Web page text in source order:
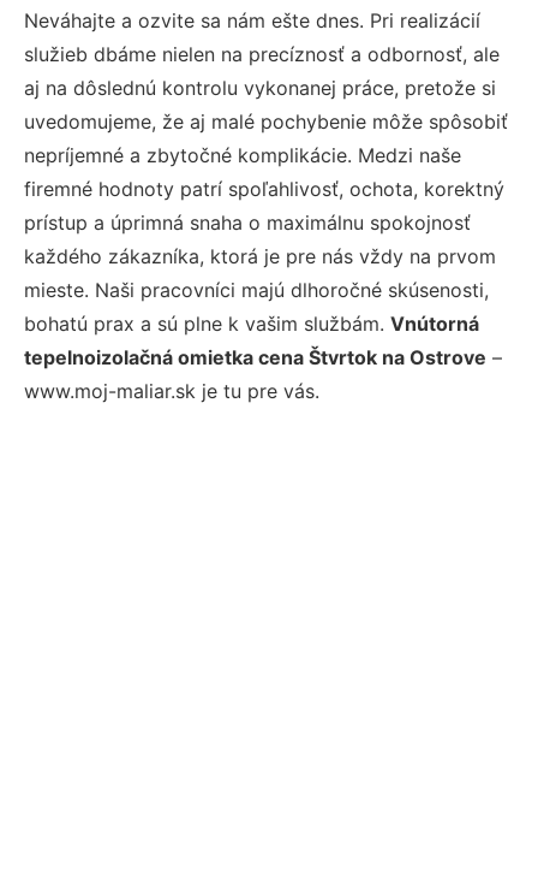
Neváhajte a ozvite sa nám ešte dnes. Pri realizácií
služieb dbáme nielen na precíznosť a odbornosť, ale
aj na dôslednú kontrolu vykonanej práce, pretože si
uvedomujeme, že aj malé pochybenie môže spôsobiť
nepríjemné a zbytočné komplikácie. Medzi naše
firemné hodnoty patrí spoľahlivosť, ochota, korektný
prístup a úprimná snaha o maximálnu spokojnosť
každého zákazníka, ktorá je pre nás vždy na prvom
mieste. Naši pracovníci majú dlhoročné skúsenosti,
bohatú prax a sú plne k vašim službám. Vnútorná
tepelnoizolačná omietka cena Štvrtok na Ostrove –
www.moj-maliar.sk je tu pre vás.